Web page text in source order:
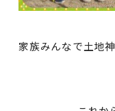
家族みんなで土地